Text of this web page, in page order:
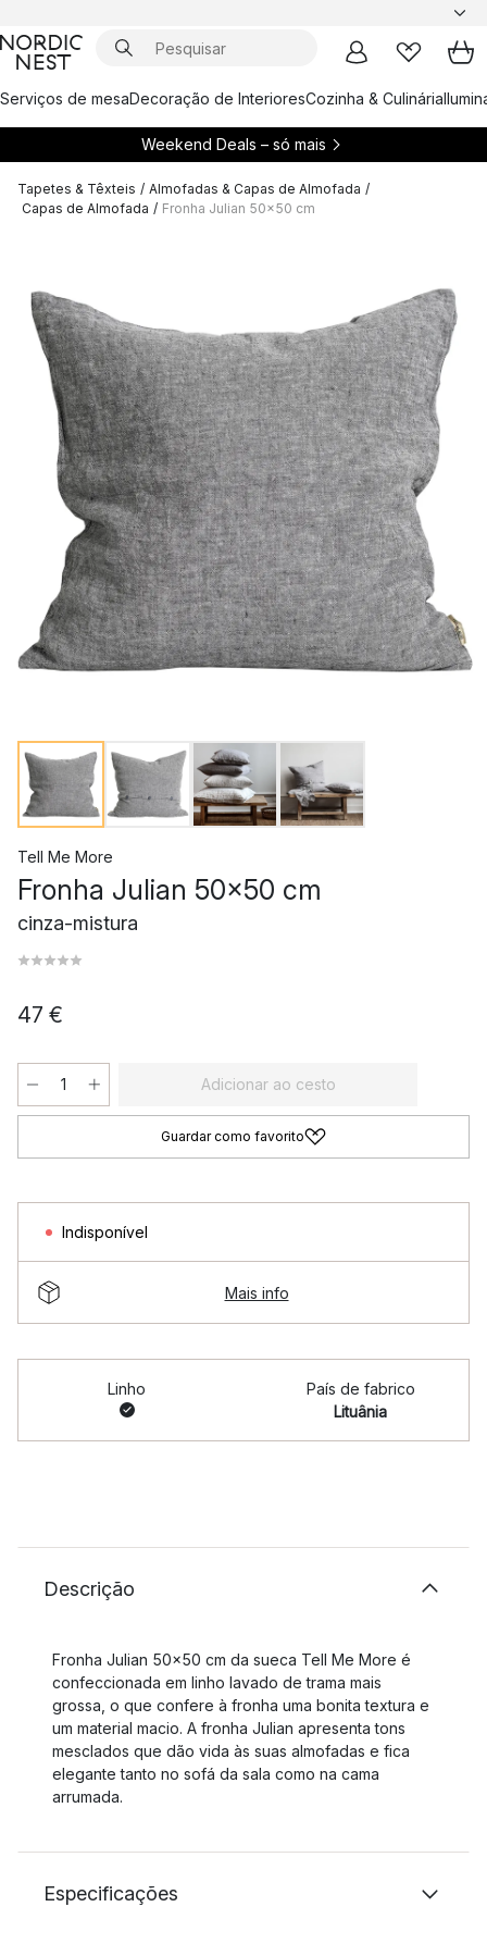
Serviços de mesaDecoração de InterioresCozinha & Culinária
Weekend Deals – só mais
Tapetes & Têxteis / Almofadas & Capas de Almofada /
Capas de Almofada / Fronha Julian 50x50 cm
Tell Me More
Fronha Julian 50x50 cm
cinza-mistura
47 €
Adicionar ao cesto
Guardar como favorito
Indisponível
Mais info
Linho
País de fabrico
Lituânia
Descrição
Fronha Julian 50x50 cm da sueca Tell Me More é
confeccionada em linho lavado de trama mais
grossa, o que confere à fronha uma bonita textura e
um material macio. A fronha Julian apresenta tons
mesclados que dão vida às suas almofadas e fica
elegante tanto no sofá da sala como na cama
arrumada.
Especificações